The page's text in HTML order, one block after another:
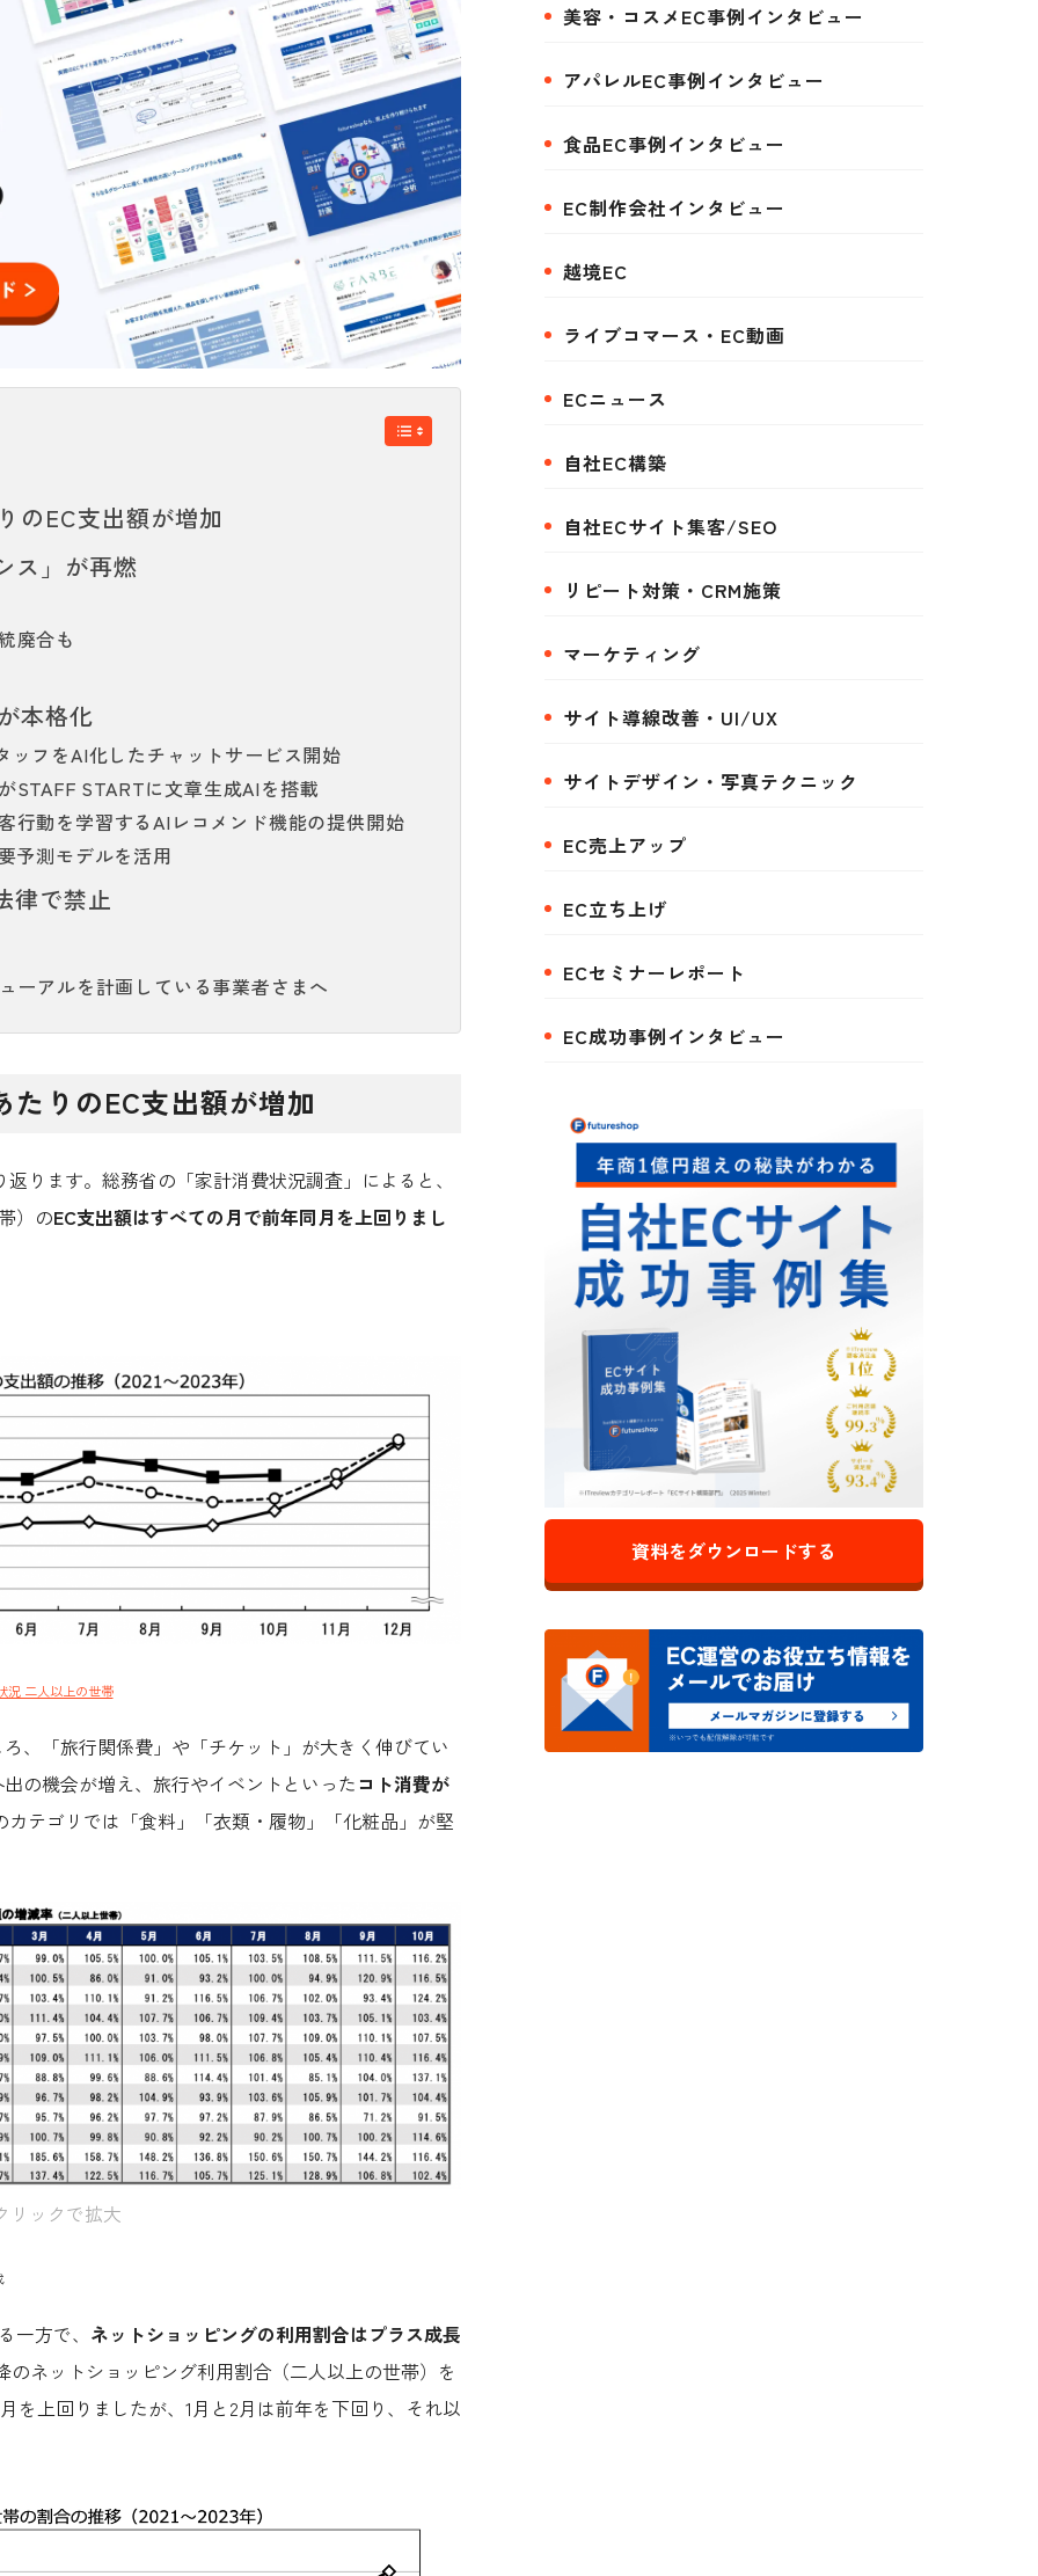
のEC支出額が増加
ス」が再燃
廃合も
本格化
フをAI化したチャットサービス開始
STARTに文章生成AIを搭載
行動を学習するAIレコメンド機能の提供開始
予測モデルを活用
律で禁止
ーアルを計画している事業者さまへ
りのEC支出額が増加
ります。総務省の「家計消費状況調査」によると、
）のEC支出額はすべての月で前年同月を上回りまし
況 二人以上の世帯
、「旅行関係費」や「チケット」が大きく伸びてい
の機会が増え、旅行やイベントといった コト消費が
テゴリでは「食料」「衣類・履物」「化粧品」が堅
ックで拡大
方で、 ネットショッピングの利用割合はプラス成長
のネットショッピング利用割合（二人以上の世帯）を
を上回りましたが、 1月と 2月は前年を下回り、それ以
美容・コスメEC事例インタビュー
アパレルEC事例インタビュー
食品EC事例インタビュー
EC制作会社インタビュー
越境EC
ライブコマース・EC動画
ECニュース
自社EC構築
自社ECサイト集客/SEO
リピート対策・CRM施策
マーケティング
サイト導線改善・UI/UX
サイトデザイン・写真テクニック
EC売上アップ
EC立ち上げ
ECセミナーレポート
EC成功事例インタビュー
資料をダウンロードする